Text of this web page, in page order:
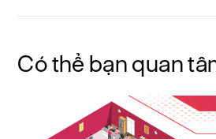
Có thể bạn quan